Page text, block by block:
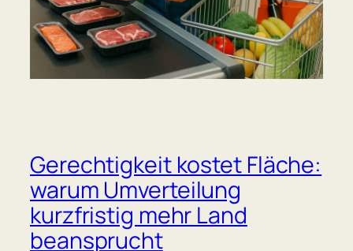
Gerechtigkeit kostet Fläche:
warum Umverteilung
kurzfristig mehr Land
beansprucht